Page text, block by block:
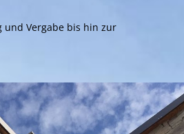
und Vergabe bis hin zur